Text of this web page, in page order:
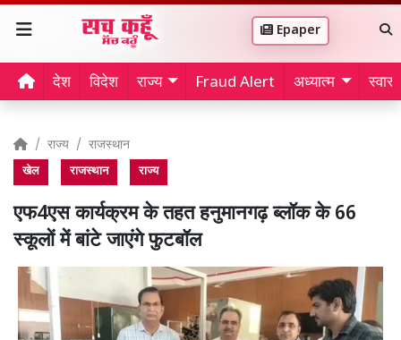
Epaper
देश विदेश राज्य Fraud Alert अध्यात्म
राज्य राजस्थान
खेल राजस्थान राज्य
एफ4एस कार्यक्रम के तहत हनुमानगढ़ ब्लॉक के 66
स्कूलों में बांटे जाएंगे फुटबॉल